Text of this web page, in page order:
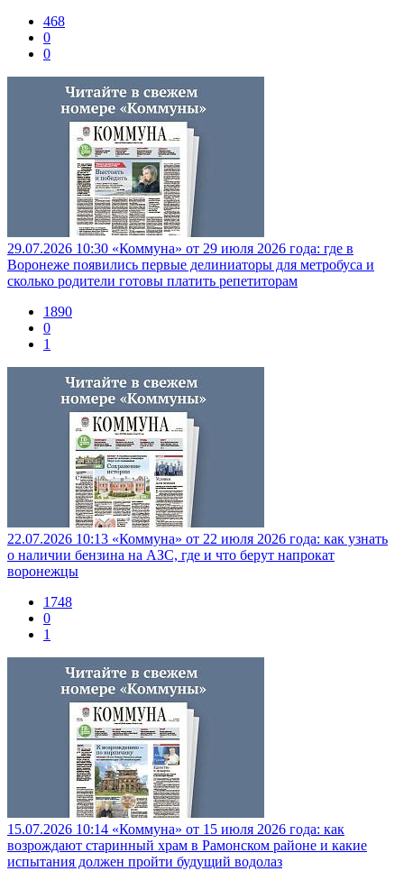
468
0
0
29.07.2026 10:30 «Коммуна» от 29 июля 2026 года: где в
Воронеже появились первые делиниаторы для метробуса и
сколько родители готовы платить репетиторам
1890
0
1
22.07.2026 10:13 «Коммуна» от 22 июля 2026 года: как узнать
о наличии бензина на АЗС, где и что берут напрокат
воронежцы
1748
0
1
15.07.2026 10:14 «Коммуна» от 15 июля 2026 года: как
возрождают старинный храм в Рамонском районе и какие
испытания должен пройти будущий водолаз